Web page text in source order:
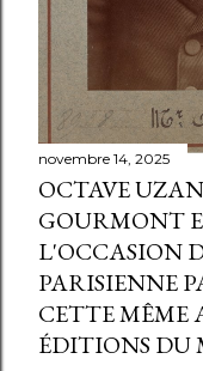
novembre 14, 2025
OCTAVE
GOURMONT
L'OCCASION
PARISIENNE
CETTE MÊME
ÉDITIONS DU